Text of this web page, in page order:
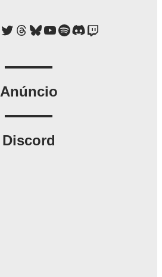
Twitter Threads Bluesky YouTube Spotify Discord Twitch
Anúncio
Discord